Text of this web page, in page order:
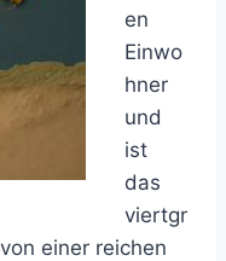
en
Einwo
hner
und
ist
das
viertgr
einer reichen